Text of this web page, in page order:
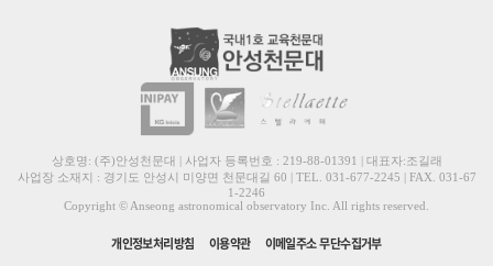
상호명: (주)안성천문대 | 사업자 등록번호 : 219-88-01391 | 대표자:조길래
사업장 소재지 : 경기도 안성시 미양면 천문대길 60 | TEL. 031-677-2245 | FAX. 031-67
1-2246
Copyright © Anseong astronomical observatory Inc. All rights reserved.
개인정보처리방침 이용약관 이메일주소 무단수집거부